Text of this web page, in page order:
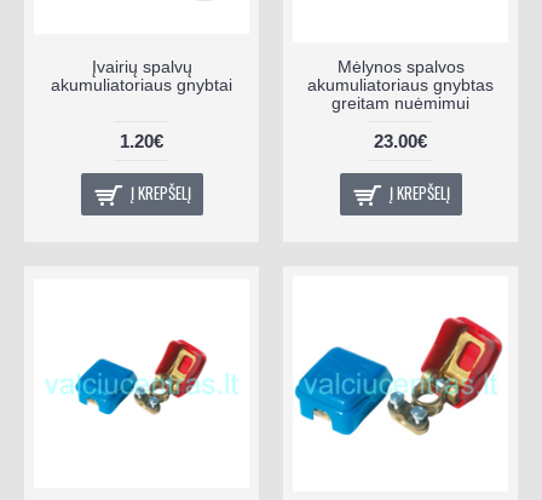
Įvairių spalvų
akumuliatoriaus gnybtai
1.20€
Į KREPŠELĮ
Mėlynos spalvos
akumuliatoriaus gnybtas
greitam nuėmimui
23.00€
Į KREPŠELĮ